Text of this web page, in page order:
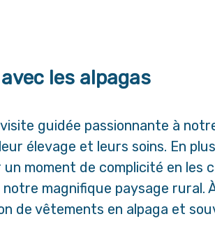
les alpagas
guidée passionnante à
élevage et leurs soins. En
moment de complicité en les
magnifique paysage rural.
de vêtements en alpaga et